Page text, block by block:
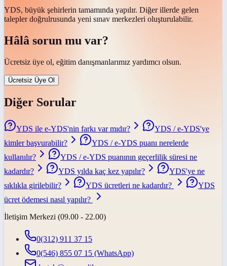
YDS, büyük şehirlerin tamamında yapılır. Diğer illerde gelen
talepler doğrulrusunda yeni sınav merkezleri oluşturulabilir.
Hâlâ sorun mu var?
Ücretsiz üye ol, eğitim danışmanlarımız yardımcı olsun.
Ücretsiz Üye Ol
Diğer Sorular
YDS ile e-YDS'nin farkı var mıdır?
YDS / e-YDS'ye
kimler başvurabilir?
YDS / e-YDS puanı nerelerde
kullanılır?
YDS / e-YDS puanının geçerlilik süresi ne
kadardır?
YDS yılda kaç kez yapılır?
YDS'ye ne
sıklıkla girilebilir?
YDS ücretleri ne kadardır?
YDS
ücret ödemesi nasıl yapılır?
İletişim Merkezi (09.00 - 22.00)
0(312) 911 37 15
0(546) 855 07 15 (WhatsApp)